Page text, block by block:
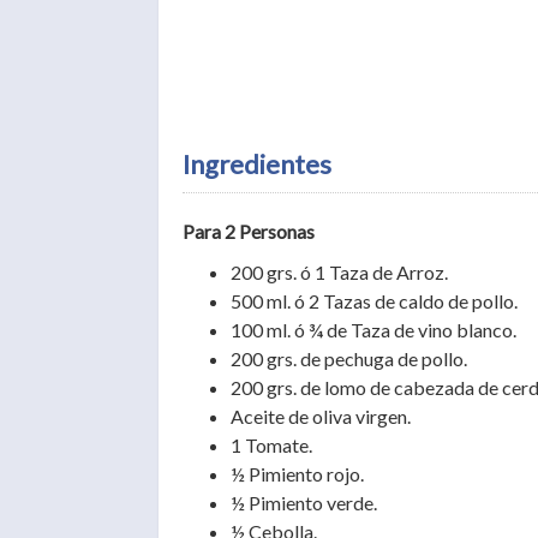
Ingredientes
Para 2 Personas
200 grs. ó 1 Taza de Arroz.
500 ml. ó 2 Tazas de caldo de pollo.
100 ml. ó ¾ de Taza de vino blanco.
200 grs. de pechuga de pollo.
200 grs. de lomo de cabezada de
Aceite de oliva virgen.
1 Tomate.
½ Pimiento rojo.
½ Pimiento verde.
½ Cebolla.